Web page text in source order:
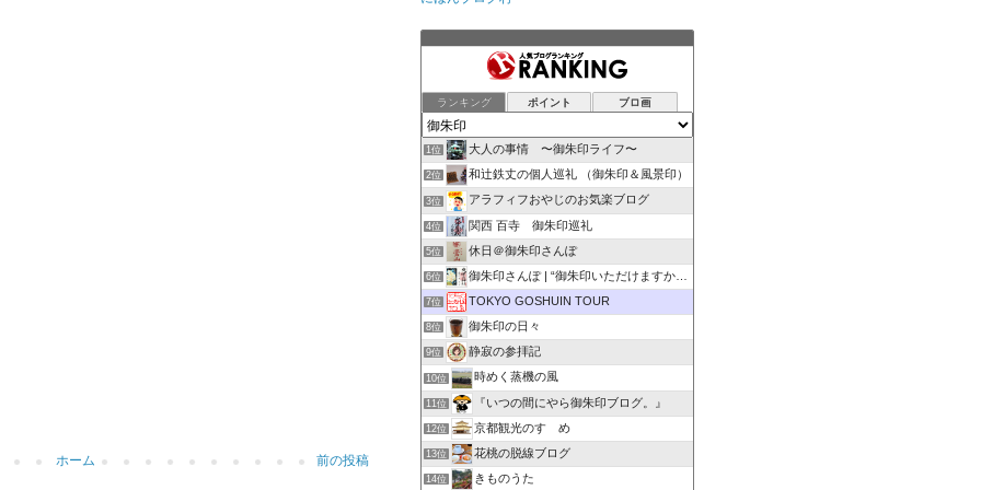
前の投稿
ホーム
ランキング ポイント ブロ画
1位 大人の事情 〜御朱印ライフ〜
2位 和辻鉄丈の個人巡礼 （御朱印＆風景印）
3位 アラフィフおやじのお気楽ブログ
4位 関西 百寺 御朱印巡礼
5位 休日＠御朱印さんぽ
6位 御朱印さんぽ | “御朱印いただけますか”のひと言から始ま…
7位 TOKYO GOSHUIN TOUR
8位 御朱印の日々
9位 静寂の参拝記
10位 時めく蒸機の風
11位 『いつの間にやら御朱印ブログ。』
12位 京都観光のすゝめ
13位 花桃の脱線ブログ
14位 きものうた